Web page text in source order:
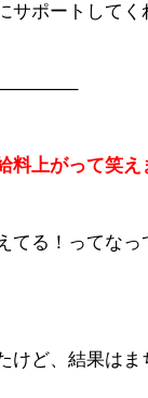
サポートしてく
料上がって笑え
てる！ってなっ
けど、結果はま